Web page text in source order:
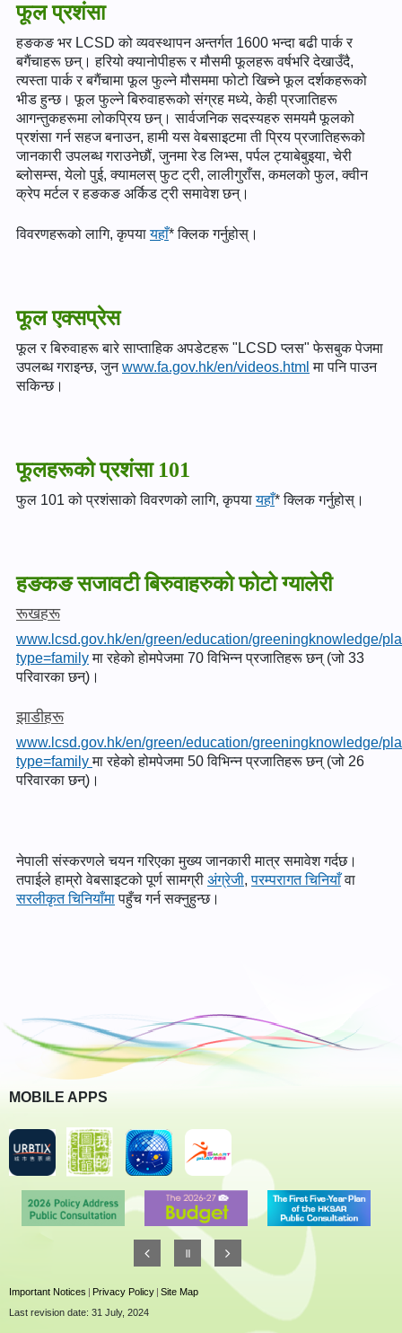
फूल प्रशंसा
हङकङ भर LCSD को व्यवस्थापन अन्तर्गत 1600 भन्दा बढी पार्क र
बगैंचाहरू छन्। हरियो क्यानोपीहरू र मौसमी फूलहरू वर्षभरि देखाउँदै,
त्यस्ता पार्क र बगैंचामा फूल फुल्ने मौसममा फोटो खिच्ने फूल दर्शकहरूको
भीड हुन्छ। फूल फुल्ने बिरुवाहरूको संग्रह मध्ये, केही प्रजातिहरू
आगन्तुकहरूमा लोकप्रिय छन्। सार्वजनिक सदस्यहरु समयमै फूलको
प्रशंसा गर्न सहज बनाउन, हामी यस वेबसाइटमा ती प्रिय प्रजातिहरूको
जानकारी उपलब्ध गराउनेछौं, जुनमा रेड लिभ्स, पर्पल ट्याबेबुइया, चेरी
ब्लोसम्स, येलो पुई, क्यामलस् फुट ट्री, लालीगुराँस, कमलको फुल, क्वीन
क्रेप मर्टल र हङकङ अर्किड ट्री समावेश छन्।
विवरणहरूको लागि, कृपयायहाँ* क्लिक गर्नुहोस्।
फूल एक्सप्रेस
फूल र बिरुवाहरू बारे साप्ताहिक अपडेटहरू "LCSD प्लस" फेसबुक पेजमा
उपलब्ध गराइन्छ, जुनwww.fa.gov.hk/en/videos.html मा पनि पाउन
सकिन्छ।
फूलहरूको प्रशंसा 101
फुल 101 को प्रशंसाको विवरणको लागि, कृपयायहाँ* क्लिक गर्नुहोस्।
हङकङ सजावटी बिरुवाहरुको फोटो ग्यालेरी
रूखहरू
www.lcsd.gov.hk/en/green/education/greeningknowledge/
type=familyमा रहेको होमपेजमा 70 विभिन्न प्रजातिहरू छन् (जो 33
परिवारका छन्)।
झाडीहरू
www.lcsd.gov.hk/en/green/education/greeningknowledge/
type=familyमा रहेको होमपेजमा 50 विभिन्न प्रजातिहरू छन् (जो 26
परिवारका छन्)।
नेपाली संस्करणले चयन गरिएका मुख्य जानकारी मात्र समावेश गर्दछ।
तपाईले हाम्रो वेबसाइटको पूर्ण सामग्री अंग्रेजी,परम्परागत चिनियाँवा
सरलीकृत चिनियाँमापहुँच गर्न सक्नुहुन्छ।
MOBILE APPS
Important Notices | Privacy Policy | Site Map
Last revision date: 31 July, 2024